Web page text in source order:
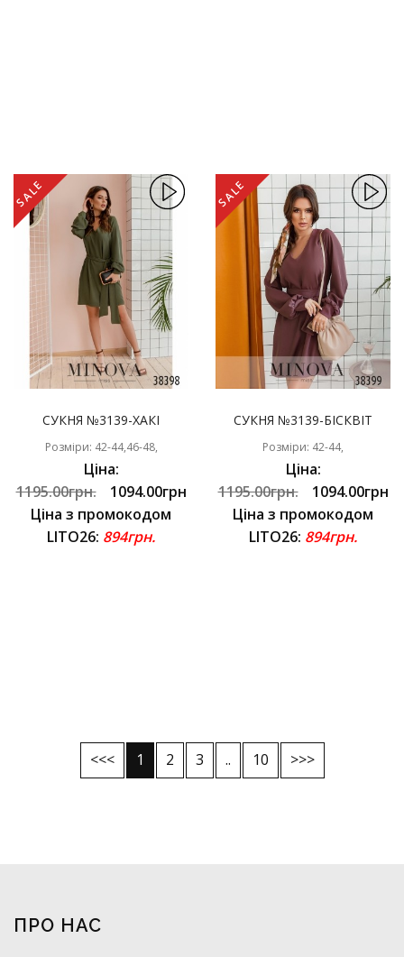
SALE
СУКНЯ №3139-ХАКІ
Розміри: 42-44,46-48,
Ціна:
1195.00грн.
1094.00грн
Ціна з промокодом
LITO26: 894грн.
SALE
СУКНЯ №3139-БІСКВІТ
Розміри: 42-44,
Ціна:
1195.00грн.
1094.00грн
Ціна з промокодом
LITO26: 894грн.
<<< 1 2 3 .. 10 >>>
ПРО НАС